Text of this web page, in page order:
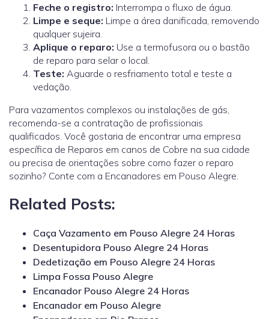
Feche o registro: Interrompa o fluxo de água.
Limpe e seque: Limpe a área danificada, removendo
qualquer sujeira.
Aplique o reparo: Use a termofusora ou o bastão
de reparo para selar o local.
Teste: Aguarde o resfriamento total e teste a
vedação.
Para vazamentos complexos ou instalações de gás,
recomenda-se a contratação de profissionais
qualificados. Você gostaria de encontrar uma empresa
específica de Reparos em canos de Cobre na sua cidade
ou precisa de orientações sobre como fazer o reparo
sozinho? Conte com a Encanadores em Pouso Alegre.
Related Posts:
Caça Vazamento em Pouso Alegre 24 Horas
Desentupidora Pouso Alegre 24 Horas
Dedetização em Pouso Alegre 24 Horas
Limpa Fossa Pouso Alegre
Encanador Pouso Alegre 24 Horas
Encanador em Pouso Alegre